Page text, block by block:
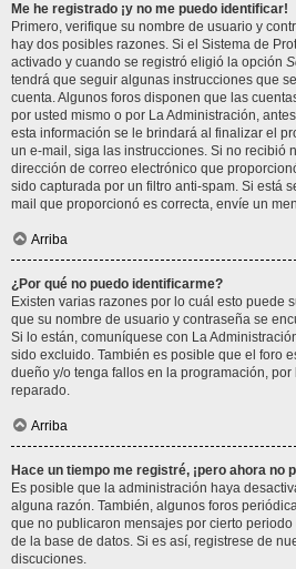
Me he registrado ¡y no me puedo identificar!
Primero, verifique su nombre de usuario y
hay dos posibles razones. Si el Sistema de
activado y cuando se registró eligió la opción
tendrá que seguir algunas instrucciones que
cuenta. Algunos foros disponen que las
por usted mismo o por La Administración,
esta información se le brindará al finalizar el
un e-mail, siga las instrucciones. Si no recibió
dirección de correo electrónico que
sido capturada por un filtro anti-spam. Si está
mail que proporcionó es correcta, envíe un
Arriba
¿Por qué no puedo identificarme?
Existen varias razones por lo cuál esto puede
que su nombre de usuario y contraseña se
Si lo están, comuníquese con La
sido excluido. También es posible que el foro
dueño y/o tenga fallos en la programación,
reparado.
Arriba
Hace un tiempo me registré, ¡pero ahora no
Es posible que la administración haya
alguna razón. También, algunos foros
que no publicaron mensajes por cierto
de la base de datos. Si es así, registrese de
discuciones.